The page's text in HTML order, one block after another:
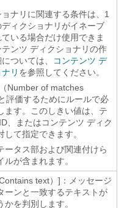
ナリに関連する条件は、1
ィクショナリがイネーブ
ている場合だけ使用できま
ンツ ディクショナリの作
ついては、
コンテンツ デ
リ を参照してください。
Number of matches
評価するためにルールで必
ます。このしきい値は、テ
、またはコンテンツ ディク
て指定できます。
ータス部および関連付けら
が含まれます。
text）]：メッセージ
ーンと一致するテキストが
を判別します。